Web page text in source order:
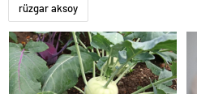
rüzgar aksoy